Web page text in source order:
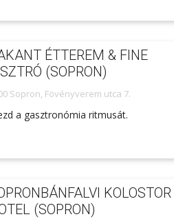
ÉTTEREM & FINE
(SOPRON)
Sopron, Fövényverem utca 7.
a gasztronómia ritmusát.
KOLOSTOR
(SOPRON)